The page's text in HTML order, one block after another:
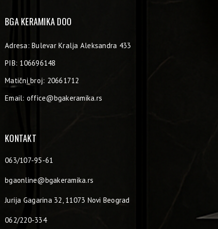
BGA KERAMIKA DOO
Adresa: Bulevar Kralja Aleksandra 433
PIB: 106696148
Matični broj: 20661712
Email: office@bgakeramika.rs
KONTAKT
063/107-95-61
bgaonline@bgakeramika.rs
Jurija Gagarina 32, 11073 Novi Beograd
062/220-334